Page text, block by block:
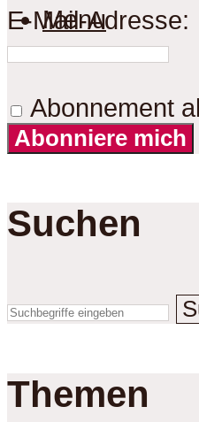
Menu
E-Mail-Adresse:
Abonnement
Abonniere mich
Suchen
Themen